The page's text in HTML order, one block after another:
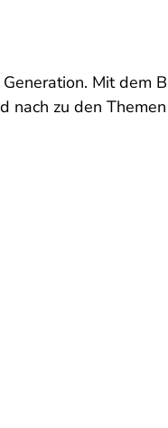
Mit dem
nach zu den Themen